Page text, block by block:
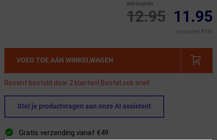
12.95
Adviesprijs
11.95
Inclusief BTW
VOEG TOE AAN WINKELWAGEN
Recent besteld door 2 klanten! Bestel ook snel!
Stel je productvragen aan onze AI assistent
Gratis verzending vanaf €49